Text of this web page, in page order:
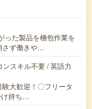
った製品を梱包作業を
さず働きや…
スキル不要 / 英語力
験大歓迎！〇フリータ
け持ち…